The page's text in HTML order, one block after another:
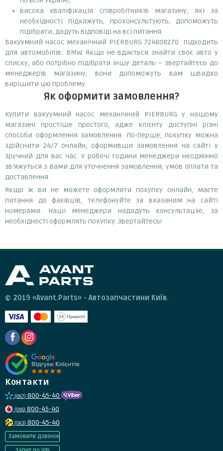
висока кваліфікація співробітників магазину, які за
необхідності підкажуть, проконсультують, допоможуть
підібрати, дадуть відповіді на всі питання.
Вакуумний насос механічний PIERBURG 724808270 підходить
для автомобілів: BMW. Якщо не вдається знайти своє авто у
списку, або потрібно підібрати іншу деталь – звертайтесь до
менеджерів магазину, вони допоможуть вам швидко
вирішити цю проблему.
Як оформити замовлення?
Купити вакуумний насос механічний PIERBURG у нашому
магазині простіше простого, адже клієнту доступні різні
способи оформлення замовлення. По-перше, покупку можна
здійснити 24/7 онлайн, оформивши замовлення на сайті у
зручний для вас час. У робочі години менеджери неодмінно
зв'яжуться з вами для уточнення замовлення, умов оплати та
доставлення.
Якщо ж ви не можете оформляти покупку онлайн, маєте
питання до фахівців, телефонуйте за вказаним на сайті
номерами. Наші менеджери нададуть консультацію, за
необхідності оформлять покупку. Звертайтесь!
© 2019 «Avant.Parts» - Автозапчастини Київ.
Контакти
(067) 800-45-40
(095) 800-45-40
(063) 800-45-40
Замовити дзвінок